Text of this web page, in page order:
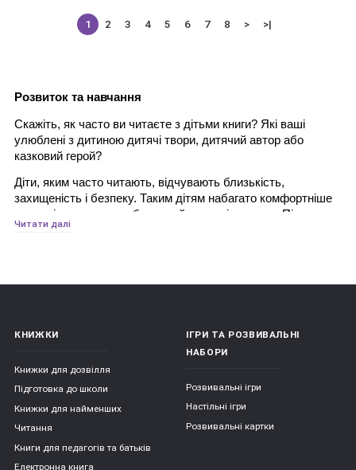
1 2 3 4 5 6 7 8 > >|
Розвиток та навчання
Скажіть, як часто ви читаєте з дітьми книги? Які ваші
улюблені з дитиною дитячі твори, дитячий автор або
казковий герой?
Діти, яким часто читають, відчувають близькість,
захищеність і безпеку. Таким дітям набагато комфортніше
жити, ніж тим, хто позбавлений радості читання. Під час
спільного читання у дітей формується моральне ставлення
моменти він емоційно розвивається і, нерідко ототожнюючи
себе з головним героєм, долає власні страхи. Слухаючи
літературний твір, дитина успадковує різноманітні моделі
поведінки через книгу: наприклад, як стати хорошим
товаришем, як досягти мети або як вирішити конфлікт.
Роль батьків тут - допомогти порівняти ситуації з казки з
Діти, яким батьки читають вголос регулярно, починають
Читати далі
КНИЖКИ
Книжки для дозвілля
Підготовка до школи
Книжки для найменших
Читання
Книги для педагогів та батьків
Електронна книга
ІГРИ ТА РОЗВИВАЛЬНІ
НАБОРИ
Розвивальні ігри
Настільні ігри
Розвивальні картки